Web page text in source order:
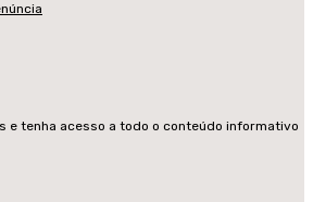
e tenha acesso a todo o conteúdo informativo